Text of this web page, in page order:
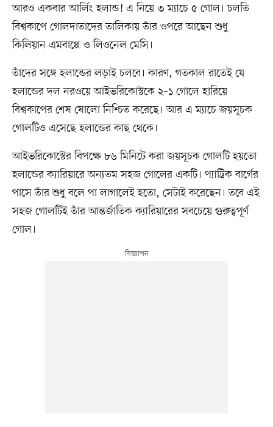
আরও একবার আর্লিং হলান্ড! এ নিয়ে ৩ ম্যাচে ৫ গোল। চলতি
বিশ্বকাপে গোলদাতাদের তালিকায় তাঁর ওপরে আছেন শুধু
কিলিয়ান এমবাপ্পে ও লিওনেল মেসি।
তাঁদের সঙ্গে হলান্ডের লড়াই চলবে। কারণ, গতকাল রাতেই যে
হলান্ডের দল নরওয়ে আইভরিকোস্টকে ২–১ গোলে হারিয়ে
বিশ্বকাপের শেষ ষোলো নিশ্চিত করেছে। আর এ ম্যাচে জয়সূচক
গোলটিও এসেছে হলান্ডের কাছ থেকে।
আইভরিকোস্টের বিপক্ষে ৮৬ মিনিটে করা জয়সূচক গোলটি হয়তো
হলান্ডের ক্যারিয়ারে অন্যতম সহজ গোলের একটি। প্যাট্রিক বার্গের
পাসে তাঁর শুধু বলে পা লাগালেই হতো, সেটাই করেছেন। তবে এই
সহজ গোলটিই তাঁর আন্তর্জাতিক ক্যারিয়ারের সবচেয়ে গুরুত্বপূর্ণ
গোল।